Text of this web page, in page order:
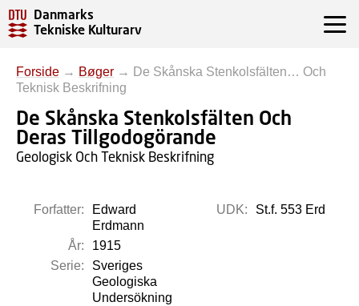
Danmarks
Tekniske Kulturarv
Forside → Bøger → De Skånska Stenkolsfälten… Och
Teknisk Beskrifning
De Skånska Stenkolsfälten Och
Deras Tillgodogörande
Geologisk Och Teknisk Beskrifning
Forfatter:
Edward
Erdmann
År:
1915
Serie:
Sveriges
Geologiska
Undersökning
UDK: St.f. 553 Erd